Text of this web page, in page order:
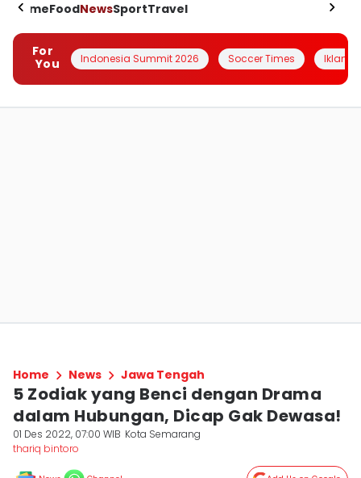
HomeFoodNewsSportTravel
For
You
Indonesia Summit 2026 Soccer Times Iklanin
Home News Jawa Tengah
5 Zodiak yang Benci dengan Drama
dalam Hubungan, Dicap Gak Dewasa!
01 Des 2022, 07:00 WIB Kota Semarang
thariq bintoro